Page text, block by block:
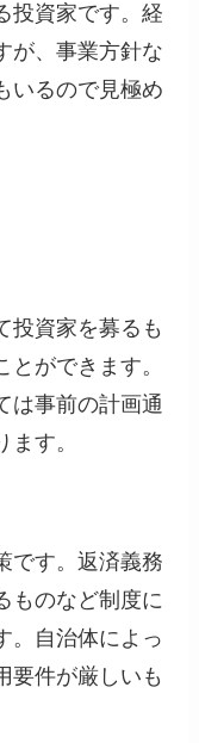
投資家です。経
が、事業方針な
いるので見極め
投資家を募るも
ができます。
は事前の計画通
す。
です。返済義務
ものなど制度に
。自治体によっ
要件が厳しいも